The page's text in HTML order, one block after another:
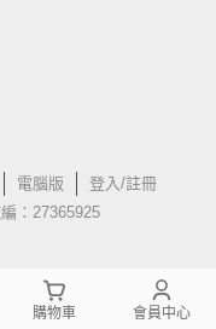
電腦版
登入/註冊
：27365925
購物車 會員中心